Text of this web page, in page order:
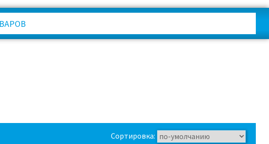
Сортировка: